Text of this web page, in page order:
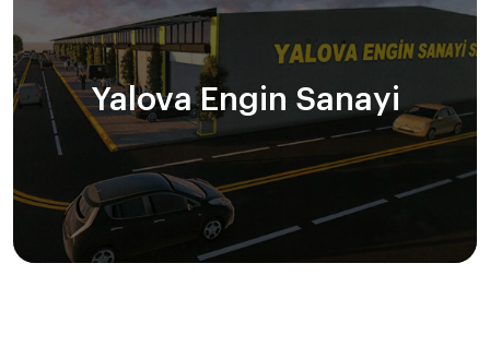
Yalova Engin Sanayi